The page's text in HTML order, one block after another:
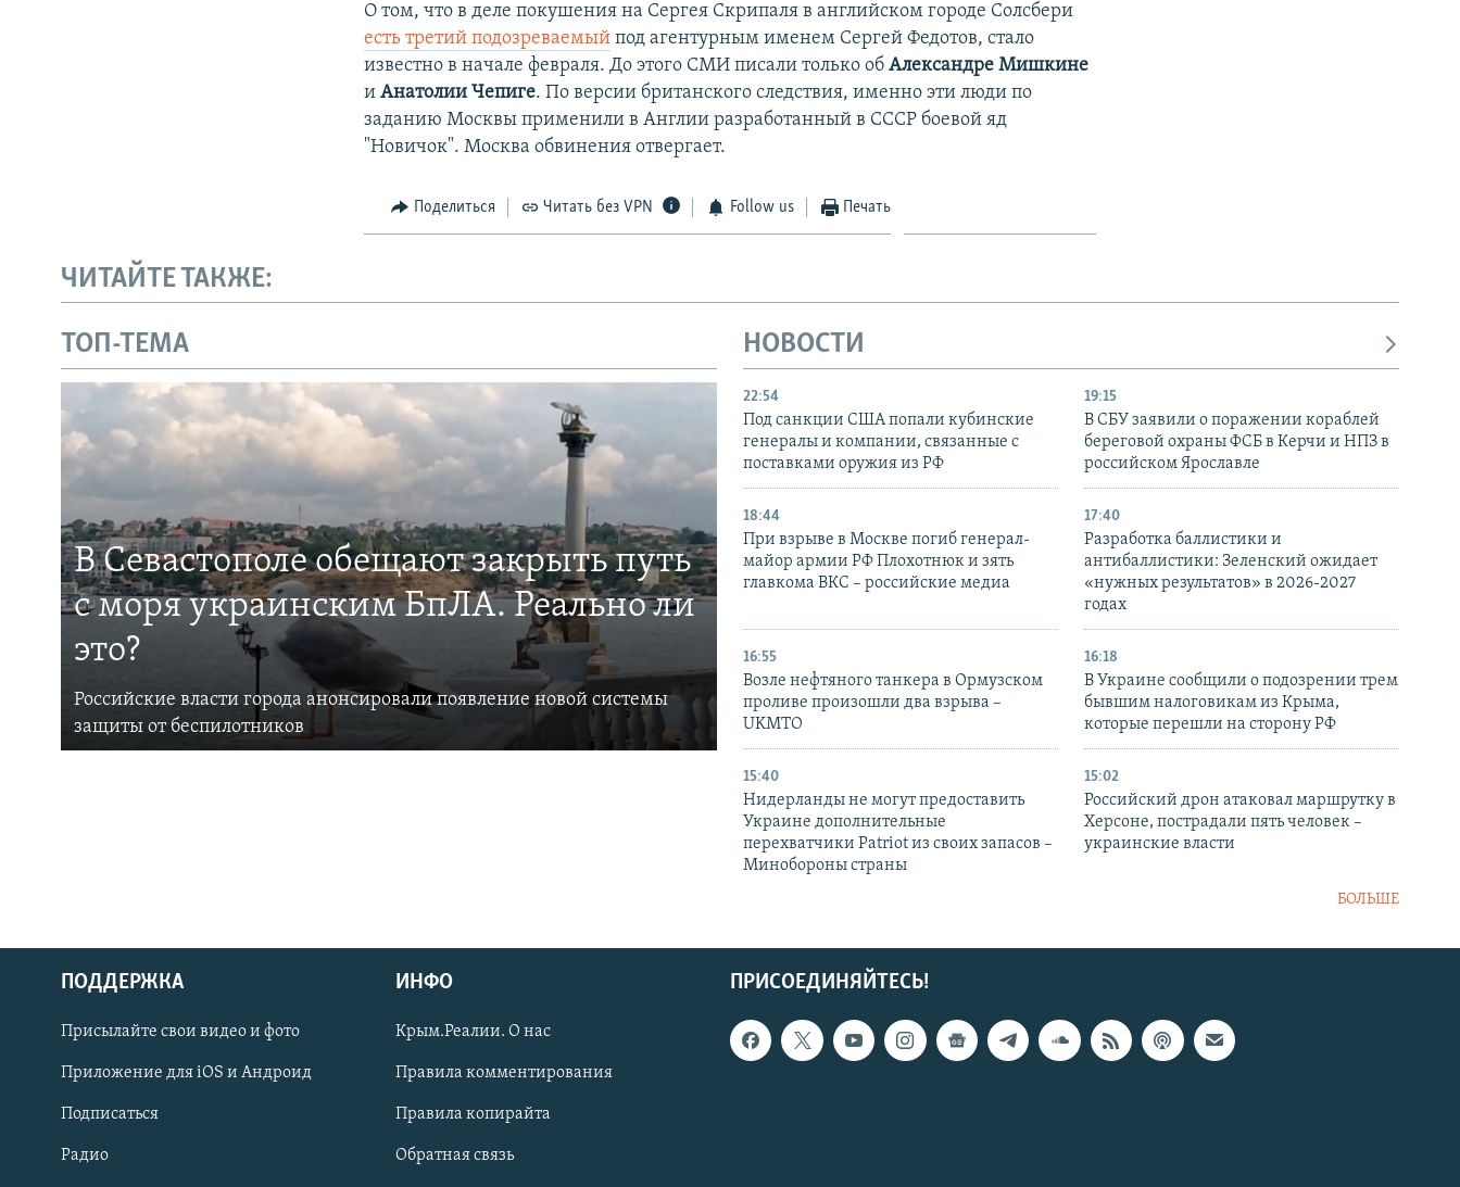
Українською
Qırımtatar
ПРИСОЕДИНЯЙТЕСЬ!
О том, что в деле покушения на Сергея Скрипаля в английском городе Солсбери
есть третий подозреваемый под агентурным именем Сергей Федотов, стало
известно в начале февраля. До этого СМИ писали только обАлександре Мишкине
иАнатолии Чепиге. По версии британского следствия, именно эти люди по
заданию Москвы применили в Англии разработанный в СССР боевой яд
"Новичок". Москва обвинения отвергает.
Поделиться Читать без VPN Follow us Печать
ЧИТАЙТЕ ТАКЖЕ:
ТОП-ТЕМА
В Севастополе обещают закрыть путь
с моря украинским БпЛА. Реально ли
это?
Российские власти города анонсировали появление новой системы
защиты от беспилотников
НОВОСТИ
22:54
Под санкции США попали кубинские
генералы и компании, связанные с
поставками оружия из РФ
19:15
В СБУ заявили о поражении кораблей
береговой охраны ФСБ в Керчи и НПЗ в
российском Ярославле
18:44
При взрыве в Москве погиб генерал-
майор армии РФ Плохотнюк и зять
главкома ВКС – российские медиа
17:40
Разработка баллистики и
антибаллистики: Зеленский ожидает
«нужных результатов» в 2026-2027
годах
16:55
Возле нефтяного танкера в Ормузском
проливе произошли два взрыва –
UKMTO
16:18
В Украине сообщили о подозрении трем
бывшим налоговикам из Крыма,
которые перешли на сторону РФ
15:40
Нидерланды не могут предоставить
Украине дополнительные
перехватчики Patriot из своих запасов –
Минобороны страны
15:02
Российский дрон атаковал маршрутку в
Херсоне, пострадали пять человек –
украинские власти
БОЛЬШЕ
ПРИСОЕДИНЯЙТЕСЬ!
ПОДДЕРЖКА
Присылайте свои видео и фото
Приложение для iOS и Андроид
Подписаться
Радио
ИНФО
Крым.Реалии. О нас
Правила комментирования
Правила копирайта
Обратная связь